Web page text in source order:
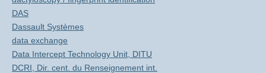
DAS
Dassault Systèmes
data exchange
Data Intercept Technology Unit, DITU
DCRI, Dir. cent. du Renseignement int.